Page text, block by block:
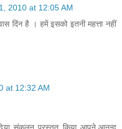
2010 at 12:05 AM
दिंन है । हमें इसको इतनी महत्ता नहीं
at 12:32 AM
संकलन प्रस्तुत किया आपने,आनन्द